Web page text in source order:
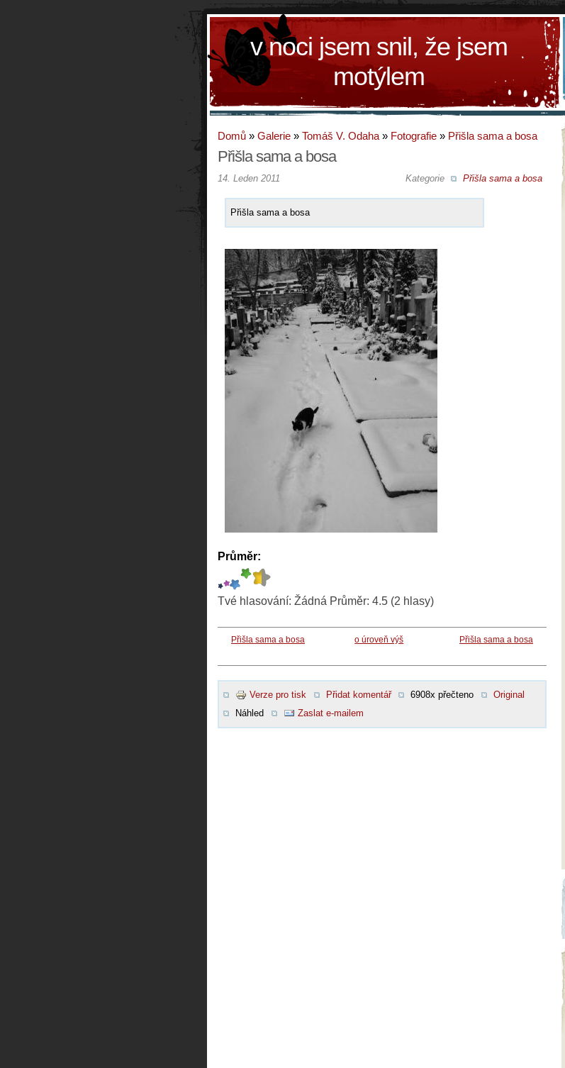
v noci jsem snil, že jsem
motýlem
Domů » Galerie » Tomáš V. Odaha » Fotografie » Přišla sama a bosa
Přišla sama a bosa
Kategorie Přišla sama a bosa
14. Leden 2011
Přišla sama a bosa
Průměr:
Tvé hlasování: Žádná Průměr: 4.5 (2 hlasy)
Přišla sama a bosa o úroveň výš Přišla sama a bosa
Verze pro tisk Přidat komentář 6908x přečteno
Original
Náhled
Zaslat e-mailem